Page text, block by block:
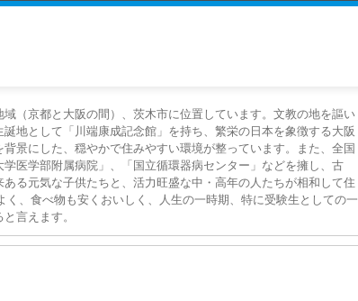
（京都と大阪の間）、茨木市に位置しています。文教の地を謳い
地として「川端康成記念館」を持ち、繁栄の日本を象徴する大阪
景にした、穏やかで住みやすい環境が整っています。また、全国
医学部附属病院」、「国立循環器病センター」などを擁し、古
る元気な子供たちと、活力旺盛な中・高年の人たちが相和して住
く、食べ物も安くおいしく、人生の一時期、特に受験生としての一
言えます。